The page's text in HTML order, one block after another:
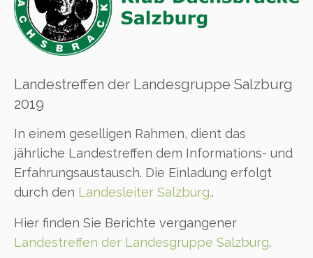
Landestreffen der Landesgruppe Salzburg
2019
In einem geselligen Rahmen, dient das
jährliche Landestreffen dem Informations- und
Erfahrungsaustausch. Die Einladung erfolgt
durch den Landesleiter Salzburg..
Hier finden Sie Berichte vergangener
Landestreffen der Landesgruppe Salzburg.